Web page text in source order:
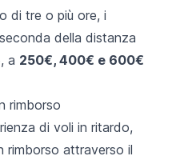
di tre o più ore, i
della distanza
a 250€, 400€ e 600€
rimborso
di voli in ritardo,
rimborso attraverso il